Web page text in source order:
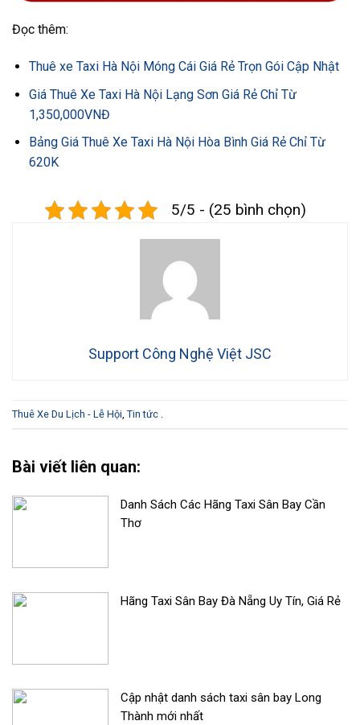
Đọc thêm:
Thuê xe Taxi Hà Nội Móng Cái Giá Rẻ Trọn Gói Cập Nhật
Giá Thuê Xe Taxi Hà Nội Lạng Sơn Giá Rẻ Chỉ Từ
1,350,000VNĐ
Bảng Giá Thuê Xe Taxi Hà Nội Hòa Bình Giá Rẻ Chỉ Từ
620K
5/5 - (25 bình chọn)
Support Công Nghệ Việt JSC
Thuê Xe Du Lịch - Lễ Hội Tin tức
Bài viết liên quan:
Danh Sách Các Hãng Taxi Sân Bay Cần
Thơ
Hãng Taxi Sân Bay Đà Nẵng Uy Tín, Giá Rẻ
Cập nhật danh sách taxi sân bay Long
Thành mới nhất